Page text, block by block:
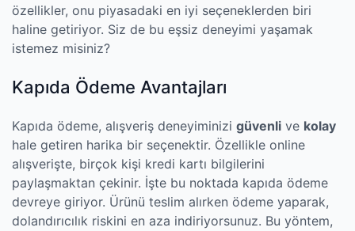
özellikler, onu piyasadaki en iyi seçeneklerden biri
haline getiriyor. Siz de bu eşsiz deneyimi yaşamak
istemez misiniz?
Kapıda Ödeme Avantajları
Kapıda ödeme, alışveriş deneyiminizi güvenli ve kolay
hale getiren harika bir seçenektir. Özellikle online
alışverişte, birçok kişi kredi kartı bilgilerini
paylaşmaktan çekinir. İşte bu noktada kapıda ödeme
devreye giriyor. Ürünü teslim alırken ödeme yaparak,
dolandırıcılık riskini en aza indiriyorsunuz. Bu yöntem,